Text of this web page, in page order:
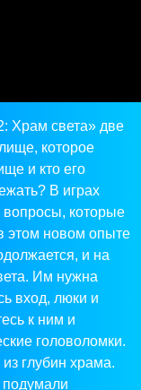
Храм света» две
которое
и кто его
В играх
вопросы, которые
этом новом опыте
и на
Им нужна
вход, люки и
к ним и
головоломки.
глубин храма.
подумали